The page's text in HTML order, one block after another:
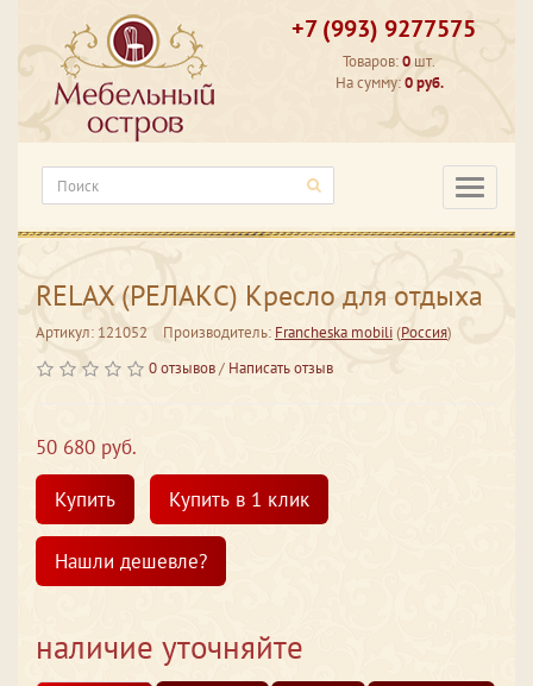
+7 (993) 9277575
Товаров:0 шт.
На сумму:0 руб.
RELAX (РЕЛАКС) Кресло для отдыха
Артикул: 121052 Производитель: Francheska mobili(Россия)
0 отзывов/ Написать отзыв
50 680 руб.
Купить
Купить в 1 клик
Нашли дешевле?
наличие уточняйте